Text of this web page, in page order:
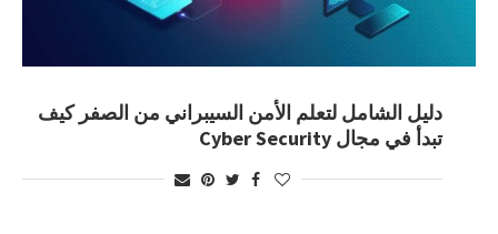
دليل الشامل لتعلم الأمن السيبراني من الصفر كيف
تبدأ في مجال Cyber Security